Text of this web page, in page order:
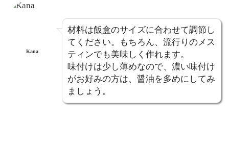
Kana
材料は飯盒のサイズに合わせて調節し
てください。もちろん、流行りのメス
ティンでも美味しく作れます。
味付けは少し薄めなので、濃い味付け
がお好みの方は、醤油を多めにしてみ
ましょう。